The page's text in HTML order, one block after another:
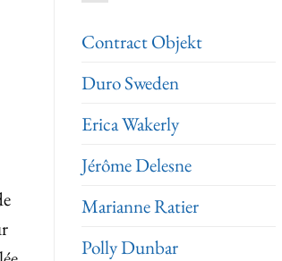
Contract Objekt
Duro Sweden
Erica Wakerly
Jérôme Delesne
Marianne Ratier
Polly Dunbar